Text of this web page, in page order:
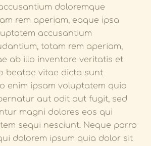
doloremque
rem aperiam, eaque ipsa
accusantium
totam rem aperiam,
ab illo inventore veritatis et
beatae vitae dicta sunt
enim ipsam voluptatem quia
aut odit aut fugit, sed
magni dolores eos qui
sequi nesciunt. Neque porro
dolorem ipsum quia dolor sit